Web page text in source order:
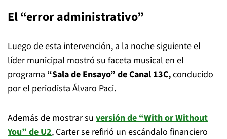
El “error administrativo”
Luego de esta intervención, a la noche siguiente el
líder municipal mostró su faceta musical en el
programa “Sala de Ensayo” de Canal 13C,conducido
por el periodista Álvaro Paci.
Además de mostrar su versión de “With or Without
You” de U2, Carter se refirió un escándalo financiero